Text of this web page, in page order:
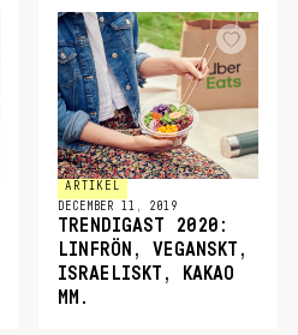
ARTIKEL
DECEMBER 11, 2019
TRENDIGAST 2020:
LINFRÖN, VEGANSKT,
ISRAELISKT, KAKAO
MM.